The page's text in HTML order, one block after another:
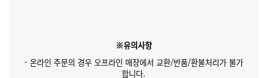
※유의사항
- 온라인 주문의 경우 오프라인 매장에서 교환/반품/환불처리가 불가
합니다.